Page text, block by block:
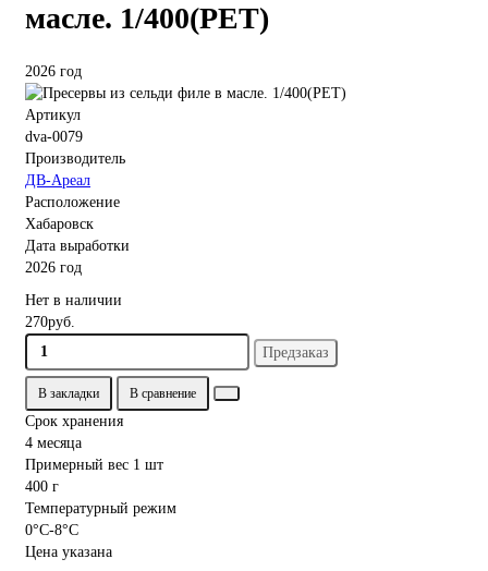
масле. 1/400(PET)
2026 год
Артикул
dva-0079
Производитель
ДВ-Ареал
Расположение
Хабаровск
Дата выработки
2026 год
Нет в наличии
270руб.
Предзаказ
В закладки В сравнение
Срок хранения
4 месяца
Примерный вес 1 шт
400 г
Температурный режим
0°С-8°С
Цена указана